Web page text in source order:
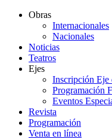
Obras
Internacionales
Nacionales
Noticias
Teatros
Ejes
Inscripción Eje
Programación
Eventos
Revista
Programación
Venta en línea